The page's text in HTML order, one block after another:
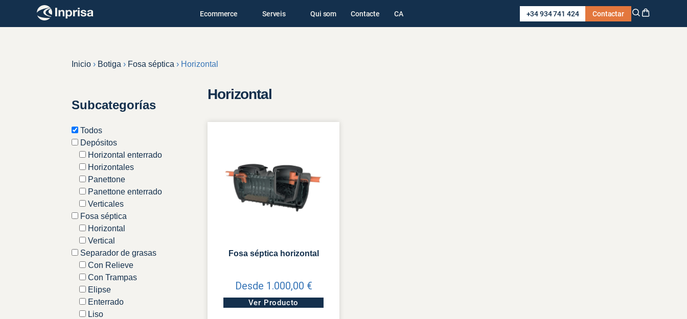
content
Ecommerce Serveis Qui som Contacte CA +34 934 741 424 Contactar
Inicio › Botiga › Fosa séptica › Horizontal
Horizontal
Fosa séptica horizontal
Desde 1.000,00 €
Ver Producto
Subcategorías
Todos
Depósitos
Horizontal enterrado
Horizontales
Panettone
Panettone enterrado
Verticales
Fosa séptica
Horizontal
Vertical
Separador de grasas
Con Relieve
Con Trampas
Elipse
Enterrado
Liso